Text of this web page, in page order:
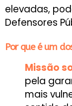
elevadas,
Defensores
Por que é um
Missão
pela
mais